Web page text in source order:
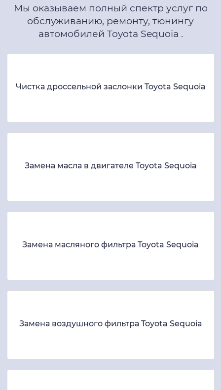
Мы оказываем полный спектр услуг по
обслуживанию, ремонту, тюнингу
автомобилей Toyota Sequoia .
Чистка дроссельной заслонки Toyota Sequoia
Замена масла в двигателе Toyota Sequoia
Замена масляного фильтра Toyota Sequoia
Замена воздушного фильтра Toyota Sequoia